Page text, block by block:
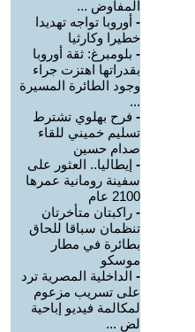
المفاوض ...
- أوروبا تواجه تهديدا
خطيرا وكارثيا
- بلومبرغ: ثقة أوروبا
بقدراتها اهتزت جراء
وجود الطائرة المسيرة
...
- فرح بهلوي تشترط
تسليم خميني للقاء
صدام حسين
- إيطاليا.. العثور على
سفينة رومانية عمرها
2100 عام
- راكبتان متأخرتان
تنظمان سباقا للحاق
بطائرة في مطار
موسكو
- الداخلية المصرية ترد
على تسريب مزعوم
لمكالمة فيديو إباحية
لض ...